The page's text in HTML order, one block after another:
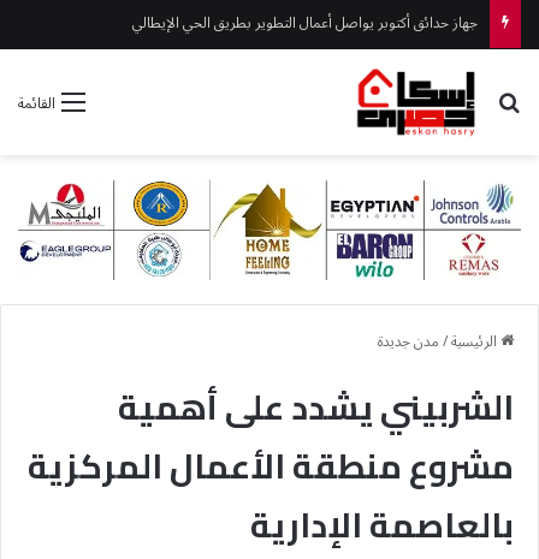
جهاز حدائق أكتوبر يواصل أعمال التطوير بطريق الحي الإيطالي
القائمة بحث عن
الرئيسية/مدن جديدة
الشربيني يشدد على أهمية
مشروع منطقة الأعمال المركزية
بالعاصمة الإدارية